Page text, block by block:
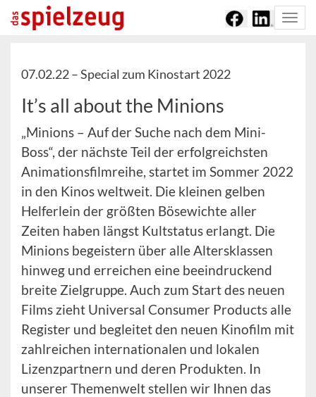
07.02.22 –Special zum Kinostart 2022
It’s all about the Minions
„Minions – Auf der Suche nach dem Mini-
Boss“, der nächste Teil der erfolgreichsten
Animationsfilmreihe, startet im Sommer 2022
in den Kinos weltweit. Die kleinen gelben
Helferlein der größten Bösewichte aller
Zeiten haben längst Kultstatus erlangt. Die
Minions begeistern über alle Altersklassen
hinweg und erreichen eine beeindruckend
breite Zielgruppe. Auch zum Start des neuen
Films zieht Universal Consumer Products alle
Register und begleitet den neuen Kinofilm mit
zahlreichen internationalen und lokalen
Lizenzpartnern und deren Produkten. In
unserer Themenwelt stellen wir Ihnen das